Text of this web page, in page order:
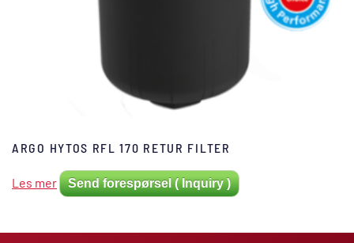
ARGO HYTOS RFL 170 RETUR FILTER
Les mer Send forespørsel ( Inquiry )